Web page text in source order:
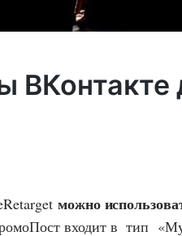
ВКонтакте
можно
входит в тип